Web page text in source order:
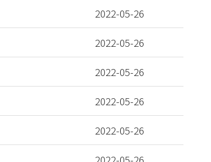
2022-05-26
2022-05-26
2022-05-26
2022-05-26
2022-05-26